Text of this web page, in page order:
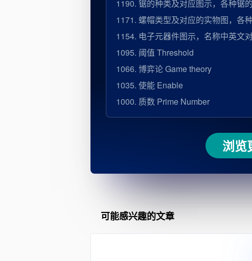
1190. 锯的种类及对应图示，各种锯
1171. 螺帽类型及对应的实物图，各
1154. 电子元器件图示，名称中英文
1095. 阈值 Threshold
1066. 博弈论 Game theory
1035. 使能 Enable
1000. 质数 Prime Number
浏览
可能感兴趣的文章